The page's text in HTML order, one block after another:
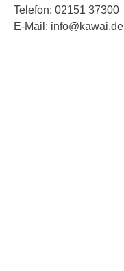
Telefon: 02151 37300
E-Mail: info@kawai.de